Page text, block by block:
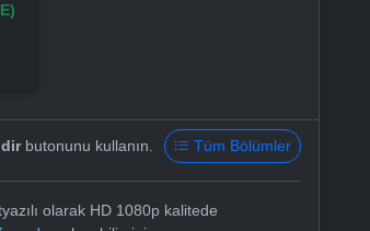
butonunu kullanın. Tüm Bölümler
olarak HD 1080p kalitede